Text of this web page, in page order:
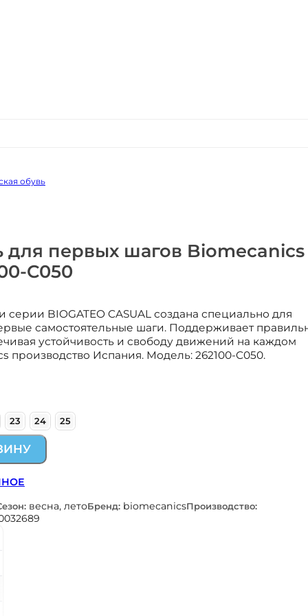
для первых шагов Biomecanics
C050
BIOGATEO CASUAL создана специально для
самостоятельные шаги. Поддерживает
устойчивость и свободу движений на каждом
производство Испания. Модель: 262100-C050.
обувь
23 24 25
весна, летоБренд: biomecanicsПроизводство: